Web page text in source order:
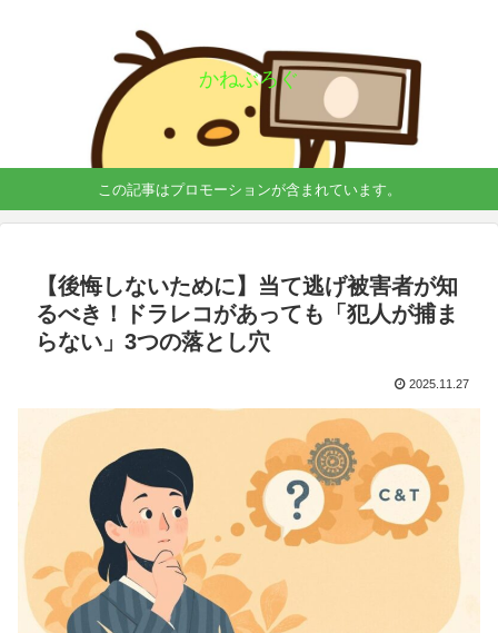
かねぶろぐ
この記事はプロモーションが含まれています。
【後悔しないために】当て逃げ被害者が知
るべき！ドラレコがあっても「犯人が捕ま
らない」3つの落とし穴
2025.11.27